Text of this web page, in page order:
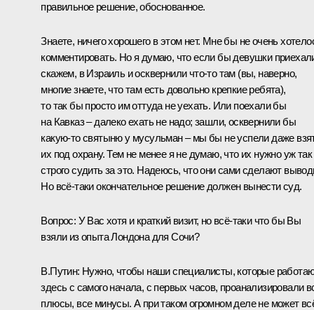
правильное решение, обоснованное.
Знаете, ничего хорошего в этом нет. Мне бы не очень
комментировать. Но я думаю, что если бы девушки
скажем, в Израиль и осквернили что‑то там (вы, наверно,
многие знаете, что там есть довольно крепкие ребята),
то так бы просто им оттуда не уехать. Или поехали бы
на Кавказ – далеко ехать не надо; зашли, осквернили бы
какую‑то святыню у мусульман – мы бы не успели даже
их под охрану. Тем не менее я не думаю, что их нужно уж так
строго судить за это. Надеюсь, что они сами сделают
Но всё‑таки окончательное решение должен вынести суд.
Вопрос: У Вас хотя и краткий визит, но всё‑таки что бы Вы
взяли из опыта Лондона для Сочи?
В.Путин: Нужно, чтобы наши специалисты, которые
здесь с самого начала, с первых часов, проанализировали
плюсы, все минусы. А при таком огромном деле не может